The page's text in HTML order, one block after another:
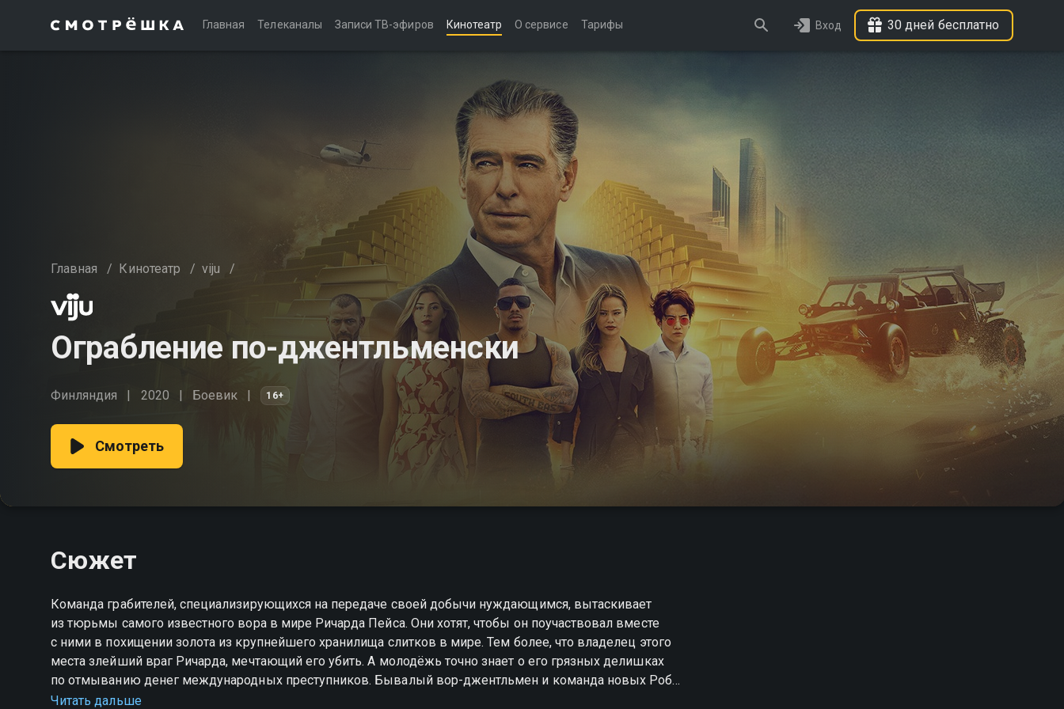
Главная Телеканалы Записи ТВ-эфиров Кинотеатр О сервисе Тарифы Вход 30 дней бесплатно
Главная / Кинотеатр / viju /
Ограбление по-джентльменски
Финляндия 2020 Боевик 16+
Смотреть
Сюжет
Команда грабителей, специализирующихся на передаче своей добычи нуждающимся, вытаскивает
из тюрьмы самого известного вора в мире Ричарда Пейса. Они хотят, чтобы он поучаствовал вместе
с ними в похищении золота из крупнейшего хранилища слитков в мире. Тем более, что владелец этого
места злейший враг Ричарда, мечтающий его убить. А молодёжь точно знает о его грязных делишках
по отмыванию денег международных преступников. Бывалый вор-джентльмен и команда новых Робин
Гудов объединяют свои усилия.
Читать дальше